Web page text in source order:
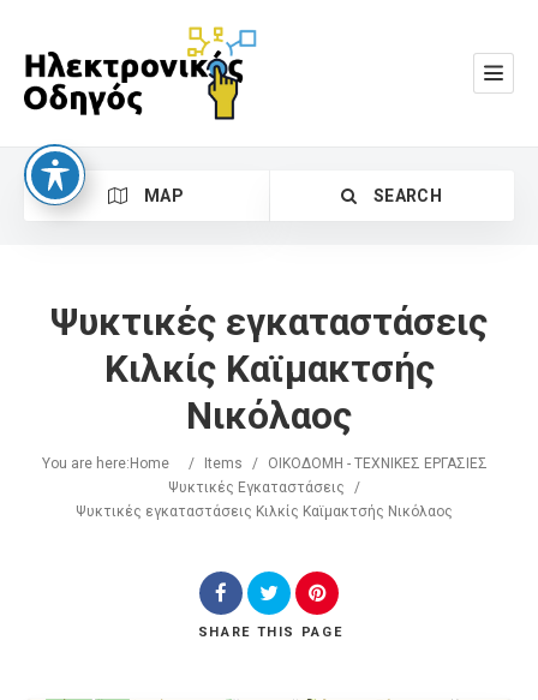
MAP SEARCH
Search
Ψυκτικές εγκαταστάσεις
Κιλκίς Καϊμακτσής
Νικόλαος
You are here: Home / Items /
ΟΙΚΟΔΟΜΗ - ΤΕΧΝΙΚΕΣ ΕΡΓΑΣΙΕΣ
Ψυκτικές Εγκαταστάσεις
/
Ψυκτικές εγκαταστάσεις Κιλκίς Καϊμακτσής Νικόλαος
SHARE THIS PAGE